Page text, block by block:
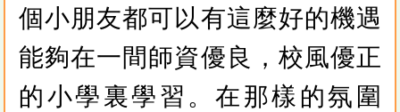
個小朋友都可以有這麼好的機遇
能夠在一間師資優良，校風優正
的小學裏學習。在那樣的氛圍